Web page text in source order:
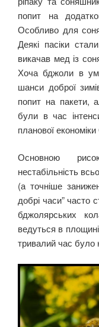
попит на
Особливо для
Деякі пасіки
викачав мед із
Хоча бджоли в
шанси доброї
попит на пакети,
були в час
планової
Основною
нестабільність
(а точніше
добрі часи” часто
бджолярських
ведуться в площині
тривалий час було